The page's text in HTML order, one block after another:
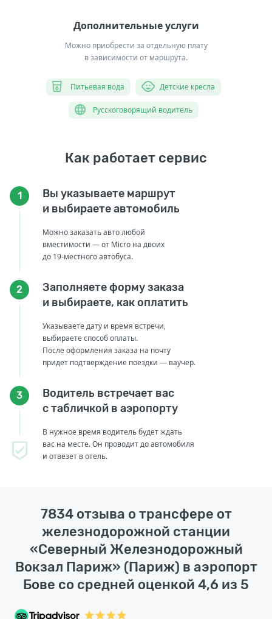
Дополнительные услуги
Можно приобрести за отдельную плату
в зависимости от маршрута.
Питьевая вода Детские кресла
Русскоговорящий водитель
Как работает сервис
1
Вы указываете маршрут
и выбираете автомобиль
Можно заказать авто любой
вместимости — от Micro на двоих
до 19-местного автобуса.
2
Заполняете форму заказа
и выбираете, как оплатить
Указываете дату и время встречи,
выбираете способ оплаты.
После оформления заказа на почту
придет подтверждение поездки — ваучер.
3
Водитель встречает вас
с табличкой в аэропорту
В нужное время водитель будет ждать
вас на месте. Он проводит до автомобиля
и отвезет в отель.
7834 отзыва о трансфере от
железнодорожной станции
«Северный Железнодорожный
Вокзал Париж» (Париж) в аэропорт
Бове со средней оценкой 4,6 из 5